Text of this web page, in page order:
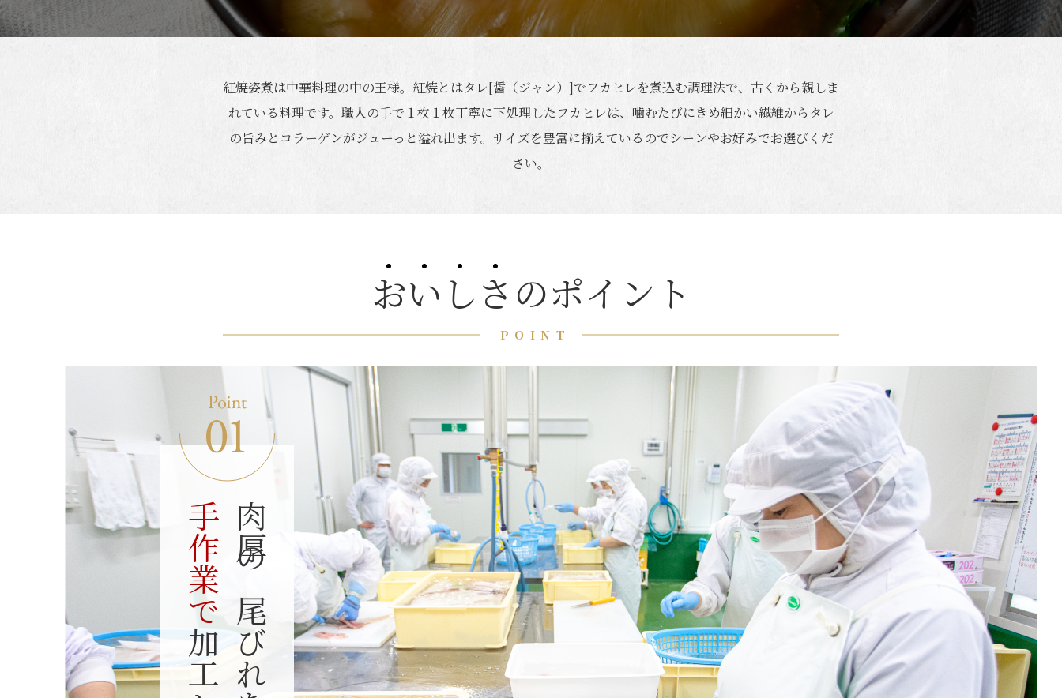
紅焼姿煮は中華料理の中の王様。紅焼とはタレ[醤（ジャン）]でフカヒレを煮込む調理法で、古くから親しま
れている料理です。職人の手で１枚１枚丁寧に下処理したフカヒレは、噛むたびにきめ細かい繊維からタレ
の旨みとコラーゲンがジューっと溢れ出ます。サイズを豊富に揃えているのでシーンやお好みでお選びくだ
さい。
おい しさ のポイント
POINT
肉厚の尾びれを
手作業で